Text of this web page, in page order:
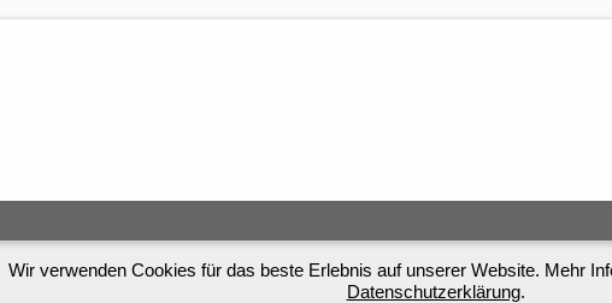
Wir verwenden Cookies für das beste Erlebnis auf unserer Website. Mehr
Datenschutzerklärung.